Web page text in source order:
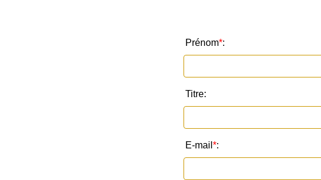
Prénom*:
Titre:
E-mail *: